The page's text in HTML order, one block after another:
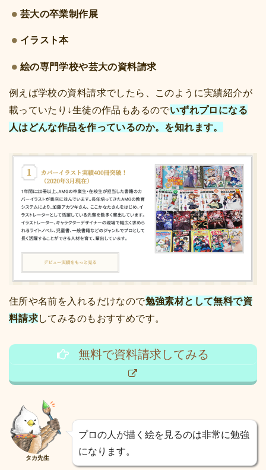
芸大の卒業制作展
イラスト本
絵の専門学校や芸大の資料請求
例えば学校の資料請求でしたら、このように実績紹介が
載っていたり↓生徒の作品もあるのでいずれプロになる
人はどんな作品を作っているのか。を知れます。
住所や名前を入れるだけなので勉強素材として無料で資
料請求してみるのもおすすめです。
無料で資料請求してみる
タカ先生
プロの人が描く絵を見るのは非常に勉強
になります。